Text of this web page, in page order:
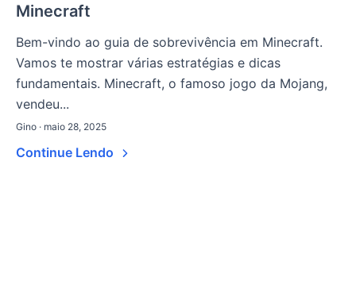
Minecraft
Bem-vindo ao guia de sobrevivência em Minecraft.
Vamos te mostrar várias estratégias e dicas
fundamentais. Minecraft, o famoso jogo da Mojang,
vendeu...
Gino · maio 28, 2025
Continue Lendo